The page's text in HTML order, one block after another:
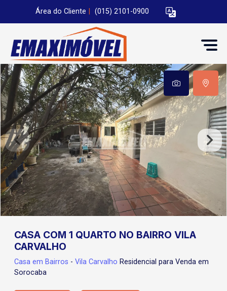
Área do Cliente (015) 2101-0900
CASA COM 1 QUARTO NO BAIRRO VILA
CARVALHO
Casa em Bairros - Vila Carvalho Residencial para Venda em
Sorocaba